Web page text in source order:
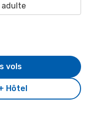
adulte
Hôtel
vols